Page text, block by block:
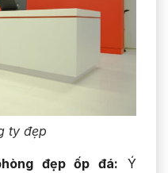
ty đẹp
đẹp ốp đá: Ý